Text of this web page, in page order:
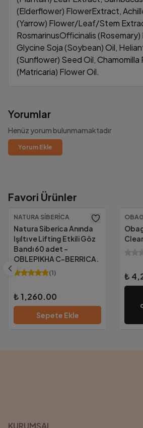
(Elderflower) FlowerExtract,
(Yarrow) Flower/Leaf/Stem
RosmarinusOfficinalis
Glycine Soja (Soybean) Oil,
(Sunflower) Seed Oil,
(Matricaria) Flower Oil.
Yorumlar
Henüz yorum bulunmamaktadır
Yorum Ekle
1000₺ Üzeri
KVKK Uyumu ve güvenlik
tüm bilgileriniz
Favori Ürünler
NATURA SIBERICA
Natura Siberica Anında
Işıltı ve Lifting Etkili Göz
Bandı 60 adet -
OBLEPIKHA C-BERRICA.
(1)
₺ 1,260.00
Sepete Ekle
₺
KURUMSAL